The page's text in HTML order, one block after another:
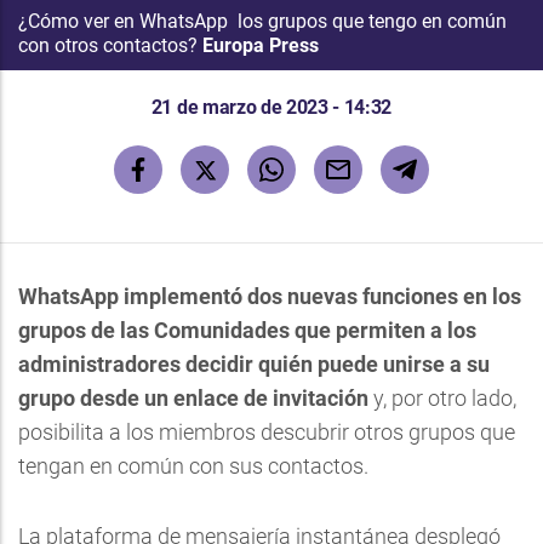
¿Cómo ver en WhatsApp los grupos que tengo en común
con otros contactos? Europa Press
21 de marzo de 2023 - 14:32
WhatsApp implementó dos nuevas funciones en los
grupos de las Comunidades que permiten a los
administradores decidir quién puede unirse a su
grupo desde un enlace de invitación y, por otro lado,
posibilita a los miembros descubrir otros grupos que
tengan en común con sus contactos.
La plataforma de mensajería instantánea desplegó